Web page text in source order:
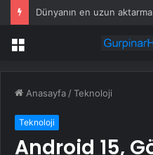
Menü
Anasayfa /Teknoloji
Teknoloji
Android 15,